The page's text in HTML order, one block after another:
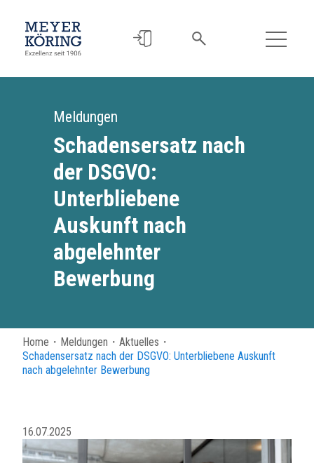
Meldungen
Schadensersatz nach
der DSGVO:
Unterbliebene
Auskunft nach
abgelehnter
Bewerbung
Home ・ Meldungen ・ Aktuelles ・
Schadensersatz nach der DSGVO: Unterbliebene Auskunft
nach abgelehnter Bewerbung
16.07.2025